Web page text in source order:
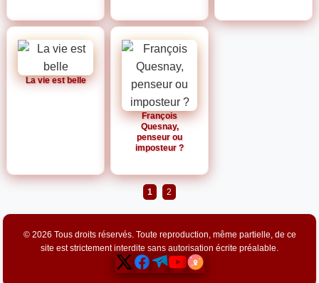
La vie est belle
François
Quesnay,
penseur ou
imposteur ?
1 2
© 2026 Tous droits réservés. Toute reproduction, même partielle, de ce
site est strictement interdite sans autorisation écrite préalable.